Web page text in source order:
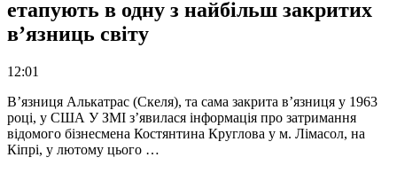
етапують в одну з найбільш закритих
в’язниць світу
12:01
В’язниця Алькатрас (Скеля), та сама закрита в’язниця у 1963
році, у США У ЗМІ з’явилася інформація про затримання
відомого бізнесмена Костянтина Круглова у м. Лімасол, на
Кіпрі, у лютому цього …